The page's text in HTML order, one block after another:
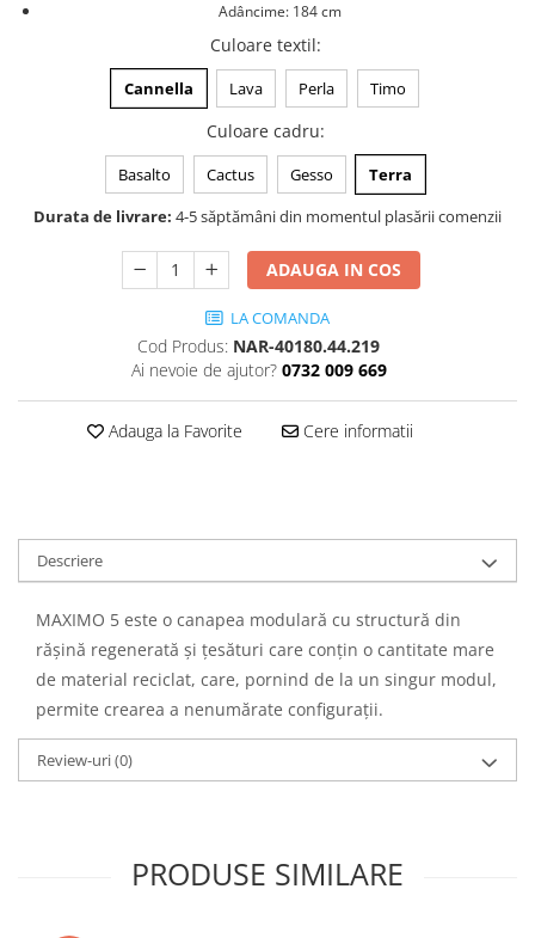
Adâncime: 184 cm
Culoare textil:
Cannella Lava Perla Timo
Culoare cadru:
Basalto Cactus Gesso
Terra
Durata de livrare: 4-5 săptămâni din momentul plasării comenzii
ADAUGA IN COS
LA COMANDA
Cod Produs: NAR-40180.44.219
Ai nevoie de ajutor? 0732 009 669
Adauga la Favorite Cere informatii
Descriere
MAXIMO 5 este o canapea modulară cu structură din
rășină regenerată și țesături care conțin o cantitate mare
de material reciclat, care, pornind de la un singur modul,
permite crearea a nenumărate configurații.
Review-uri(0)
PRODUSE SIMILARE